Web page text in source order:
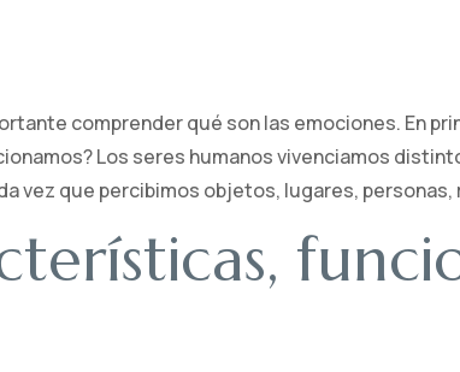
comprender qué son las emociones. En
Los seres humanos vivenciamos
vez que percibimos objetos, lugares,